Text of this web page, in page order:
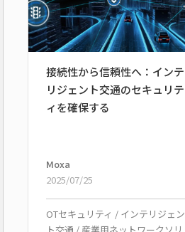
接続性から信頼性へ：インテ
リジェント交通のセキュリテ
ィを確保する
Moxa
2025/07/25
OTセキュリティ / インテリジェン
ト交通 / 産業用ネットワークソリ